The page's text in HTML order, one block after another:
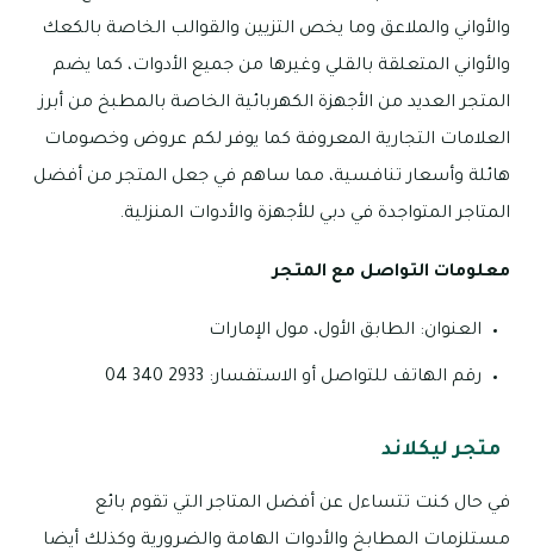
والأواني والملاعق وما يخص التزيين والقوالب الخاصة بالكعك
والأواني المتعلقة بالقلي وغيرها من جميع الأدوات، كما يضم
المتجر العديد من الأجهزة الكهربائية الخاصة بالمطبخ من أبرز
العلامات التجارية المعروفة كما يوفر لكم عروض وخصومات
هائلة وأسعار تنافسية، مما ساهم في جعل المتجر من أفضل
المتاجر المتواجدة في دبي للأجهزة والأدوات المنزلية.
معلومات التواصل مع المتجر
العنوان: الطابق الأول، مول الإمارات
رقم الهاتف للتواصل أو الاستفسار: 2933 340 04
متجر ليكلاند
في حال كنت تتساءل عن أفضل المتاجر التي تقوم بائع
مستلزمات المطابخ والأدوات الهامة والضرورية وكذلك أيضا